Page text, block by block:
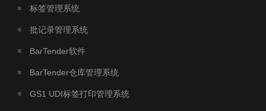
标签管理系统
批记录管理系统
BarTender软件
BarTender仓库管理系统
GS1 UDI标签打印管理系统